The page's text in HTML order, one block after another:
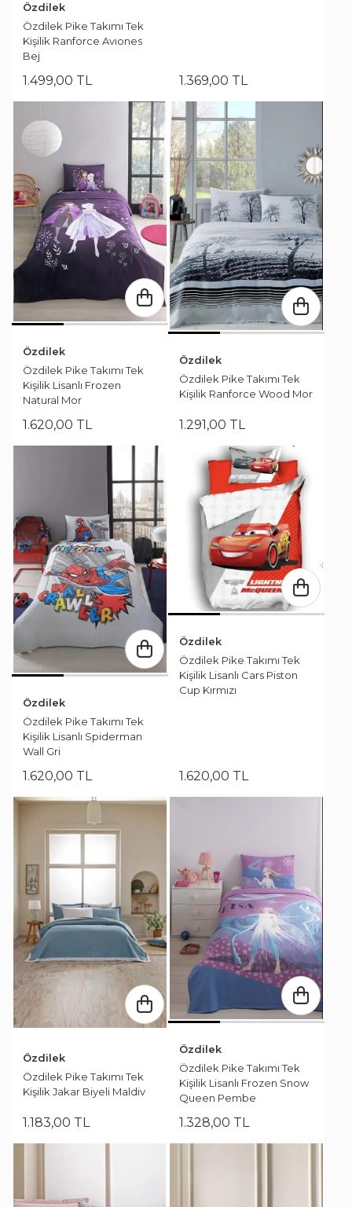
Özdilek
Özdilek Pike Takımı Tek
Kişilik Ranforce Avıones
Bej
1.499,00 TL 1.369,00 TL
Özdilek
Özdilek Pike Takımı Tek
Kişilik Lisanlı Frozen
Natural Mor
1.620,00 TL
Özdilek
Özdilek Pike Takımı Tek
Kişilik Ranforce Wood Mor
1.291,00 TL
Özdilek
Özdilek Pike Takımı Tek
Kişilik Lisanlı Spiderman
Wall Gri
1.620,00 TL
Özdilek
Özdilek Pike Takımı Tek
Kişilik Lisanlı Cars Piston
Cup Kırmızı
1.620,00 TL
Özdilek
Özdilek Pike Takımı Tek
Kişilik Jakar Biyeli Maldiv
1.183,00 TL
Özdilek
Özdilek Pike Takımı Tek
Kişilik Lisanlı Frozen Snow
Queen Pembe
1.328,00 TL